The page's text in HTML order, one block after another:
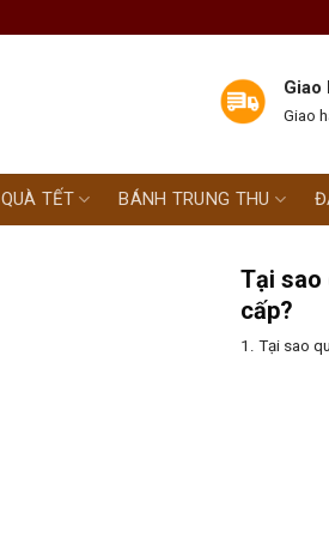
Giao
Giao
QUÀ TẾT BÁNH TRUNG THU
Tại sao
cấp?
1. Tại sao